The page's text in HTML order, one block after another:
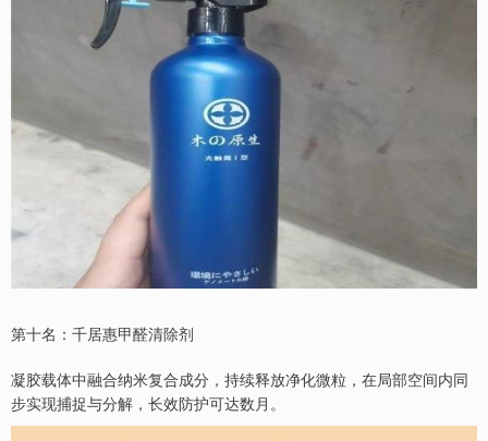
第十名：千居惠甲醛清除剂
凝胶载体中融合纳米复合成分，持续释放净化微粒，在局部空间内同
步实现捕捉与分解，长效防护可达数月。